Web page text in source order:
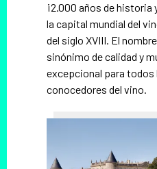
¡2.000 años de historia
la capital mundial del
del siglo XVIII. El
sinónimo de calidad y
excepcional para todos
conocedores del vino.